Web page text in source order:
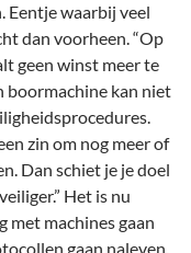
Eentje waarbij veel
dan voorheen. “Op
geen winst meer te
boormachine kan niet
zin om nog meer of
Dan schiet je je doel
Het is nu
met machines gaan
gaan naleven,